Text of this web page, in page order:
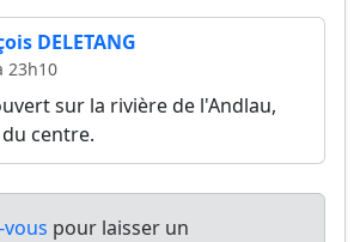
DELETANG
23h10
sur la rivière de l'Andlau,
centre.
pour laisser un